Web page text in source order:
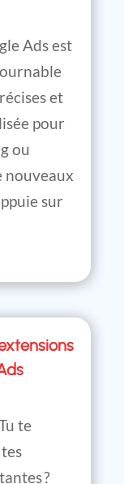
Ads est
et
pour
ou
nouveaux
sur
te
?